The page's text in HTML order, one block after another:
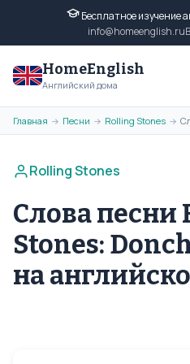
Бесплатное изучение
info@homeenglish.ru
HomeEnglish
Английский дома
Главная → Песни → Rolling Stones →
Rolling Stones
Слова песни
Stones:
на